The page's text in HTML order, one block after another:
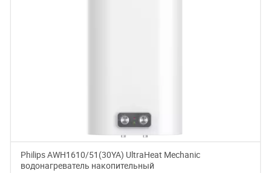
Philips AWH1610/51(30YA) UltraHeat Mechanic
водонагреватель накопительный